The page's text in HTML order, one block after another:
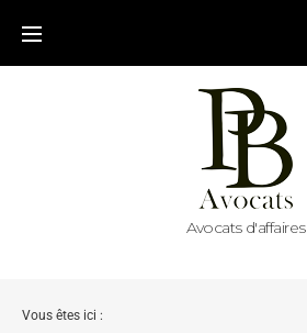
Avocats d'affaires
Vous êtes ici :